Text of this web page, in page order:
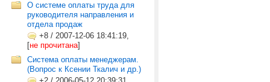
О системе оплаты труда для
руководителя направления и
отдела продаж
+8 / 2007-12-06 18:41:19,
[не прочитана]
Система оплаты менеджерам.
(Вопрос к Ксении Ткалич и др.)